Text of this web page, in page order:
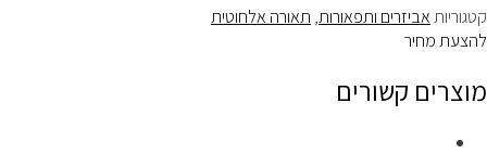
קטגוריותאביזרים ותפאורות, תאורה אלחוטית
להצעת מחיר
מוצרים קשורים